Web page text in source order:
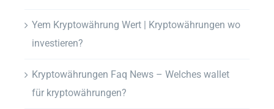
Yem Kryptowährung Wert | Kryptowährungen wo
investieren?
Kryptowährungen Faq News – Welches wallet
für kryptowährungen?